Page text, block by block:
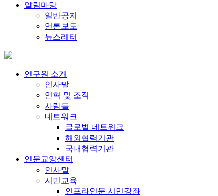
알림마당
일반공지
언론보도
뉴스레터
연구원 소개
인사말
연혁 및 조직
사람들
네트워크
글로벌 네트워크
해외협력기관
국내협력기관
인문교양센터
인사말
시민교육
인프라인문 시민강좌